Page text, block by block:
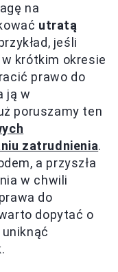
na
utratą
jeśli
krótkim okresie
prawo do
ją w
poruszamy ten
zatrudnienia.
a przyszła
w chwili
do
dopytać o